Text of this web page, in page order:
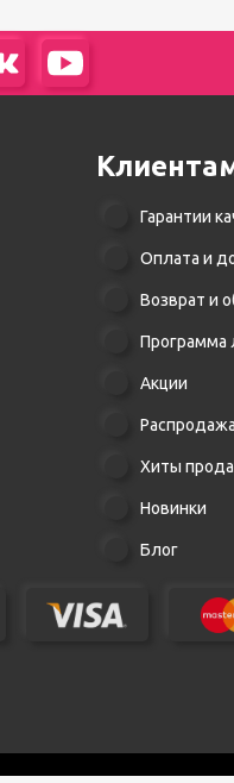
Гарантии
Оплата и
Возврат и
Программа
Акции
Распродажа
Хиты
Новинки
Блог